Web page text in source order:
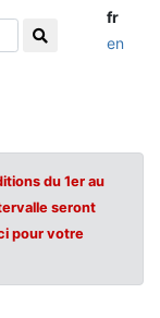
fr
en
du 1er au
seront
pour votre